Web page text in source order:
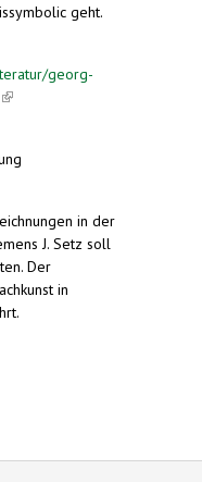
geht.
georg-
(link is external)
in der
J. Setz soll
Der
in